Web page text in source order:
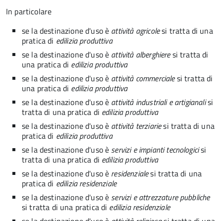
In particolare
se la destinazione d'uso è attività agricolesi tratta di una
pratica di edilizia produttiva
se la destinazione d'uso è attività alberghieresi tratta di
una pratica di edilizia produttiva
se la destinazione d'uso è attività commercialesi tratta di
una pratica di edilizia produttiva
se la destinazione d'uso è attività industriali e artigianalisi
tratta di una pratica di edilizia produttiva
se la destinazione d'uso è attività terziariesi tratta di una
pratica di edilizia produttiva
se la destinazione d'uso è servizi e impianti tecnologicisi
tratta di una pratica di edilizia produttiva
se la destinazione d'uso è residenzialesi tratta di una
pratica di edilizia residenziale
se la destinazione d'uso è servizi e attrezzature pubbliche
si tratta di una pratica di edilizia residenziale